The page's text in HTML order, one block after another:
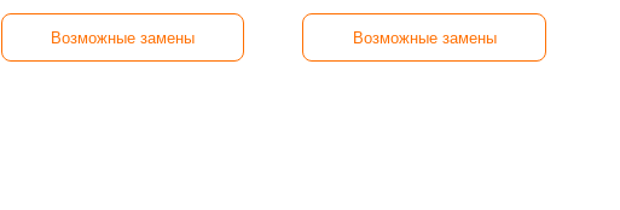
Возможные замены Возможные замены